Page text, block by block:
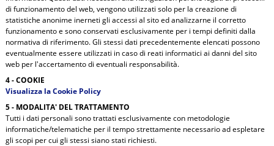
di funzionamento del web, vengono utilizzati solo per la creazione di
statistiche anonime inerneti gli accessi al sito ed analizzarne il corretto
funzionamento e sono conservati esclusivamente per i tempi definiti dalla
normativa di riferimento. Gli stessi dati precedentemente elencati possono
eventualmente essere utilizzati in caso di reati informatici ai danni del sito
web per l'accertamento di eventuali responsabilità.
4 - COOKIE
Visualizza la Cookie Policy
5 - MODALITA' DEL TRATTAMENTO
Tutti i dati personali sono trattati esclusivamente con metodologie
informatiche/telematiche per il tempo strettamente necessario ad espletare
gli scopi per cui gli stessi siano stati richiesti.